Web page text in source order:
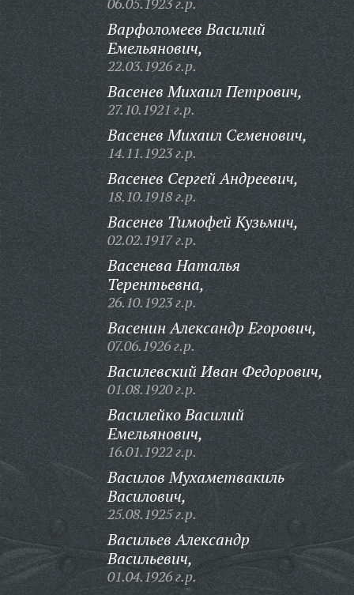
Варфоломеев Василий
Емельянович,
22.03.1926 г.р.
Васенев Михаил Петрович,
27.10.1921 г.р.
Васенев Михаил Семенович,
14.11.1923 г.р.
Васенев Сергей Андреевич,
18.10.1918 г.р.
Васенев Тимофей Кузьмич,
02.02.1917 г.р.
Васенева Наталья
Терентьевна,
26.10.1923 г.р.
Васенин Александр Егорович,
07.06.1926 г.р.
Василевский Иван Федорович,
01.08.1920 г.р.
Василейко Василий
Емельянович,
16.01.1922 г.р.
Василов Мухаметвакиль
Василович,
25.08.1925 г.р.
Васильев Александр
Васильевич,
01.04.1926 г.р.